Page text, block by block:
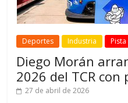
Deportes Industria Pista
Diego Morán
2026 del TCR
27 de abril de 2026